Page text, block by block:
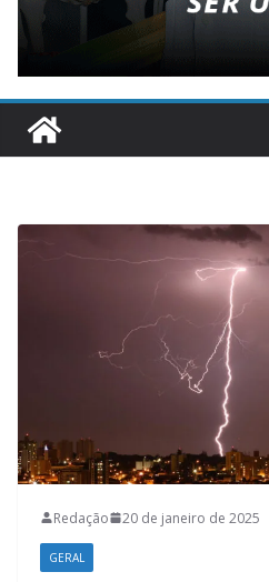
Redação 20 de janeiro de 2025
GERAL